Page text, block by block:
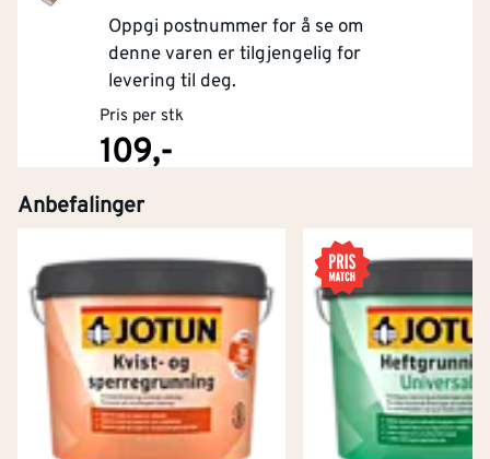
Oppgi postnummer for å se om
denne varen er tilgjengelig for
levering til deg.
Pris per stk
109,-
Anbefalinger